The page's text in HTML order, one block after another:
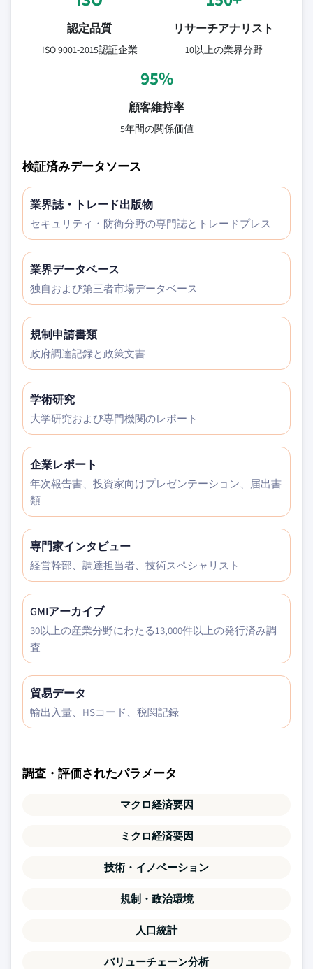
認定品質
ISO 9001-2015認証企業
リサーチアナリスト
10以上の業界分野
95%
顧客維持率
5年間の関係価値
検証済みデータソース
業界誌・トレード出版物
セキュリティ・防衛分野の専門誌とトレードプレス
業界データベース
独自および第三者市場データベース
規制申請書類
政府調達記録と政策文書
学術研究
大学研究および専門機関のレポート
企業レポート
年次報告書、投資家向けプレゼンテーション、届出書
類
専門家インタビュー
経営幹部、調達担当者、技術スペシャリスト
GMIアーカイブ
30以上の産業分野にわたる13,000件以上の発行済み調
査
貿易データ
輸出入量、HSコード、税関記録
調査・評価されたパラメータ
マクロ経済要因
ミクロ経済要因
技術・イノベーション
規制・政治環境
人口統計
バリューチェーン分析